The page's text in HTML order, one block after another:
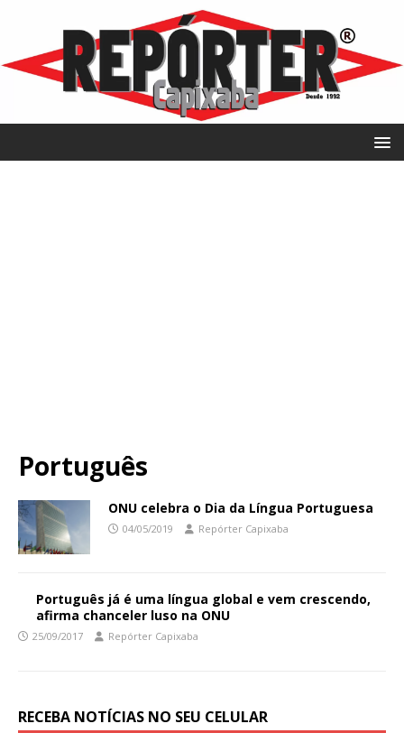
Português
ONU celebra o Dia da Língua Portuguesa
04/05/2019 Repórter Capixaba
Português já é uma língua global e vem crescendo,
afirma chanceler luso na ONU
25/09/2017 Repórter Capixaba
RECEBA NOTÍCIAS NO SEU CELULAR